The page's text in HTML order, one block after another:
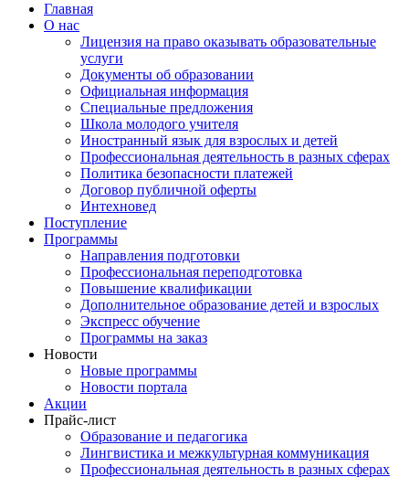
Главная
О нас
Лицензия на право оказывать образовательные
услуги
Документы об образовании
Официальная информация
Специальные предложения
Школа молодого учителя
Иностранный язык для взрослых и детей
Профессиональная деятельность в разных сферах
Политика безопасности платежей
Договор публичной оферты
Интехновед
Поступление
Программы
Направления подготовки
Профессиональная переподготовка
Повышение квалификации
Дополнительное образование детей и взрослых
Экспресс обучение
Программы на заказ
Новости
Новые программы
Новости портала
Акции
Прайс-лист
Образование и педагогика
Лингвистика и межкультурная коммуникация
Профессиональная деятельность в разных сферах